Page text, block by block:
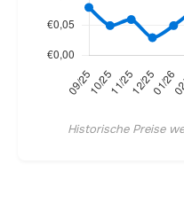
Historische Preise